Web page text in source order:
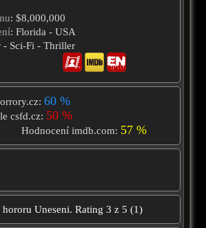
: $8,000,000
: Florida - USA
- Sci-Fi - Thriller
60 %
csfd.cz: 50 %
Hodnocení imdb.com: 57 %
hororu Uneseni. Rating 3 z 5 (1)